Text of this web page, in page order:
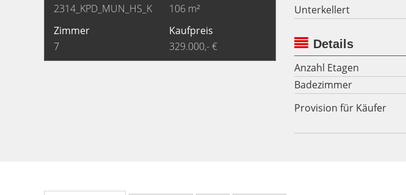
2314_KPD_MUN_HS_K
106 m²
Zimmer
7
Kaufpreis
329.000,- €
Unterkellert
Details
Anzahl Etagen
Badezimmer
Provision für Käufer